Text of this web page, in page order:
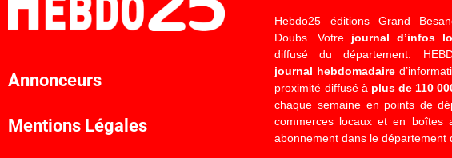
Annonceurs
Mentions Légales
Hebdo25 éditions Grand
Doubs. Votre journal d’infos
diffusé du département.
journal hebdomadaire
proximité diffusé à plus de 110
chaque semaine en points de
commerces locaux et en boîtes
abonnement dans le département